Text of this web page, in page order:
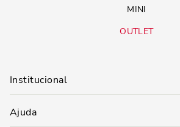
MINI
OUTLET
Institucional
Ajuda